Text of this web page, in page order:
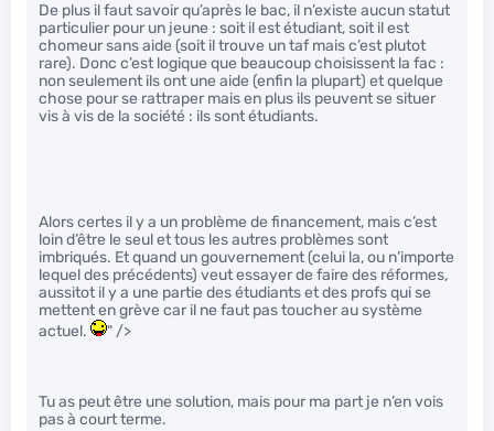
De plus il faut savoir qu’après le bac, il n’existe aucun statut
particulier pour un jeune : soit il est étudiant, soit il est
chomeur sans aide (soit il trouve un taf mais c’est plutot
rare). Donc c’est logique que beaucoup choisissent la fac :
non seulement ils ont une aide (enfin la plupart) et quelque
chose pour se rattraper mais en plus ils peuvent se situer
vis à vis de la société : ils sont étudiants.
Alors certes il y a un problème de financement, mais c’est
loin d’être le seul et tous les autres problèmes sont
imbriqués. Et quand un gouvernement (celui la, ou n’importe
lequel des précédents) veut essayer de faire des réformes,
aussitot il y a une partie des étudiants et des profs qui se
mettent en grève car il ne faut pas toucher au système
actuel.
" />
Tu as peut être une solution, mais pour ma part je n’en vois
pas à court terme.